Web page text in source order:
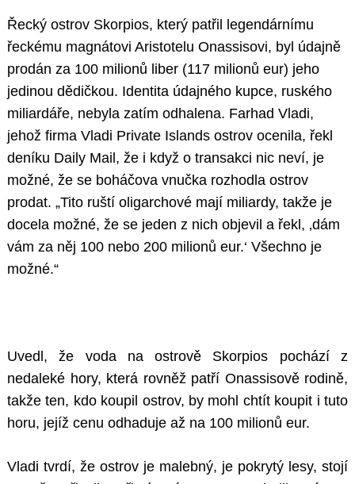
Řecký ostrov Skorpios, který patřil legendárnímu
řeckému magnátovi Aristotelu Onassisovi, byl údajně
prodán za 100 milionů liber (117 milionů eur) jeho
jedinou dědičkou. Identita údajného kupce, ruského
miliardáře, nebyla zatím odhalena. Farhad Vladi,
jehož firma Vladi Private Islands ostrov ocenila, řekl
deníku Daily Mail, že i když o transakci nic neví, je
možné, že se boháčova vnučka rozhodla ostrov
prodat. „Tito ruští oligarchové mají miliardy, takže je
docela možné, že se jeden z nich objevil a řekl, ‚dám
vám za něj 100 nebo 200 milionů eur.‘ Všechno je
možné.“
Uvedl, že voda na ostrově Skorpios pochází z
nedaleké hory, která rovněž patří Onassisově rodině,
takže ten, kdo koupil ostrov, by mohl chtít koupit i tuto
horu, jejíž cenu odhaduje až na 100 milionů eur.
Vladi tvrdí, že ostrov je malebný, je pokrytý lesy, stojí